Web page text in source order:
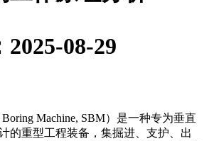
08-29
的重型工程装备，集掘进、支护、出